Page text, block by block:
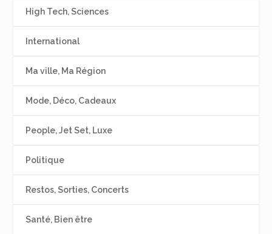
High Tech, Sciences
International
Ma ville, Ma Région
Mode, Déco, Cadeaux
People, Jet Set, Luxe
Politique
Restos, Sorties, Concerts
Santé, Bien être